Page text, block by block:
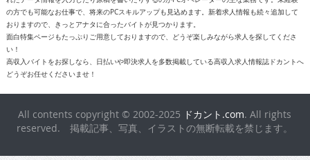
の方でも可能なお仕事で、将来のPCスキルアップも見込めます。新着求人情報も続々追加して
おりますので、きっとアナタに合ったバイトが見つかります。
面白特集ページもたっぷりご用意しておりますので、どうぞ楽しみながら求人を探してくださ
い！
高収入バイトをお探しなら、日払いや即決求人を多数掲載している高収入求人情報誌ドカントへ
どうぞお任せくださいませ！
All contents copyright © 2002-2025 ドカント.com. All rights
reserved. 掲載記事、写真、イラストの無断転載を禁じます。